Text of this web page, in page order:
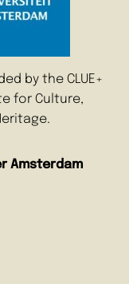
by the CLUE+
for Culture,
Amsterdam